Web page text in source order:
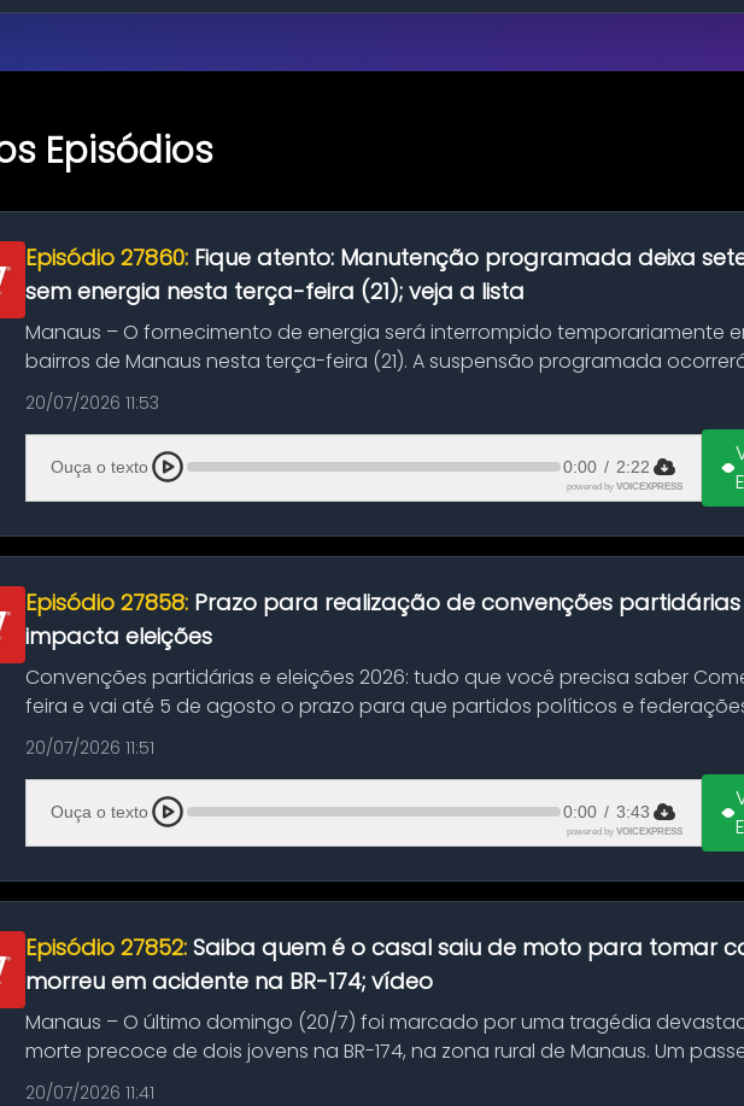
Episódios
Episódio 27860: Fique atento: Manutenção programada deixa
sem energia nesta terça-feira (21); veja a lista
Manaus – O fornecimento de energia será interrompido temporariamente
bairros de Manaus nesta terça-feira (21). A suspensão programada
serviços de manuten...
20/07/2026 11:53
Ouça o texto 0:00 / 2:22
powered by VOICEXPRESS
Episódio 27858: Prazo para realização de convenções
impacta eleições
Convenções partidárias e eleições 2026: tudo que você precisa saber
feira e vai até 5 de agosto o prazo para que partidos políticos e
suas convençõ...
20/07/2026 11:51
Ouça o texto 0:00 / 3:43
powered by VOICEXPRESS
Episódio 27852: Saiba quem é o casal saiu de moto para tomar
morreu em acidente na BR-174; vídeo
Manaus – O último domingo (20/7) foi marcado por uma tragédia
morte precoce de dois jovens na BR-174, na zona rural de Manaus. Um
típico café regio...
20/07/2026 11:41